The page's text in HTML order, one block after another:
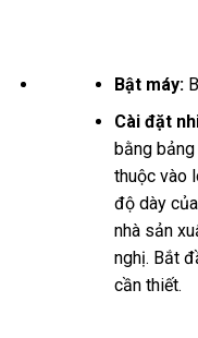
Bật máy:
Cài đặt
bằng
thuộc vào
độ dày
nhà sản
nghị. Bắt
cần thiết.